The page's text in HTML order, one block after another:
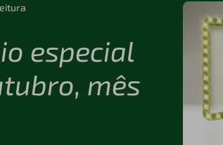
especial
mês